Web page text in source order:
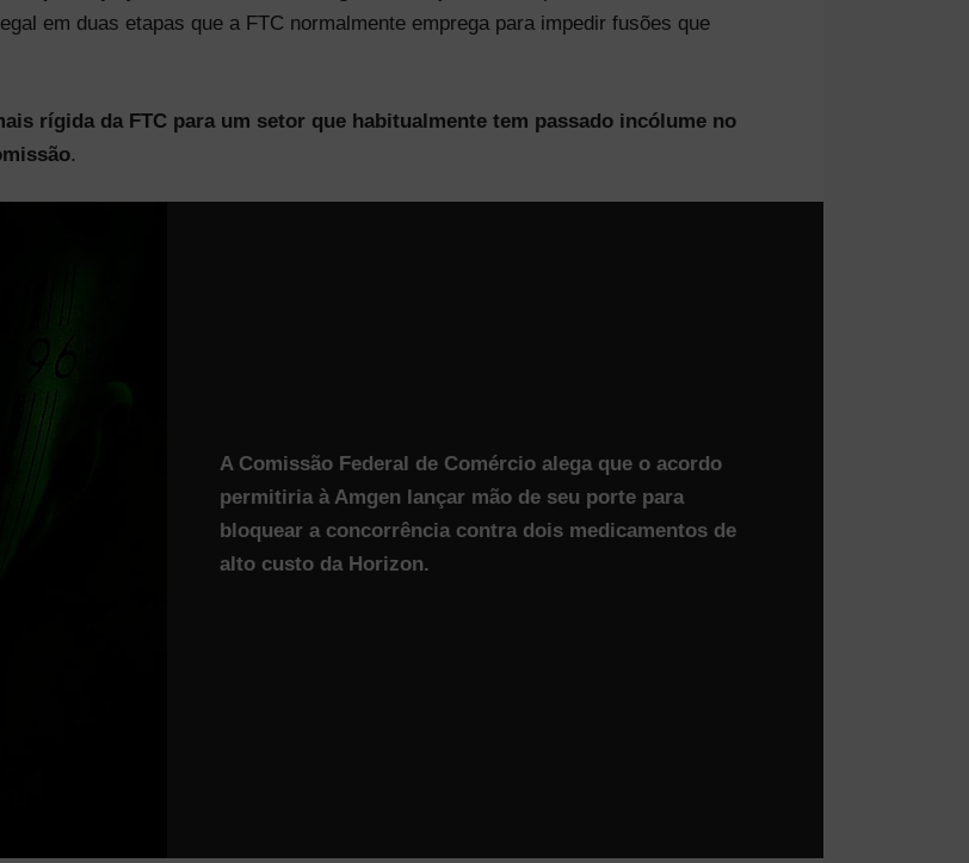
em duas etapas que a FTC normalmente emprega para impedir fusões que
rígida da FTC para um setor que habitualmente tem passado incólume no
.
A Comissão Federal de Comércio alega que o acordo
permitiria à Amgen lançar mão de seu porte para
bloquear a concorrência contra dois medicamentos de
alto custo da Horizon.